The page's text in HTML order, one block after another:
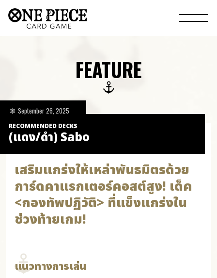
FEATURE
RECOMMENDED DECKS
(แดง/ดำ) Sabo
September 26, 2025
เสริมแกร่งให้เหล่าพันธมิตรด้วย
การ์ดคาแรกเตอร์คอสต์สูง! เด็ค
<กองทัพปฏิวัติ> ที่แข็งแกร่งใน
ช่วงท้ายเกม!
แนวทางการเล่น